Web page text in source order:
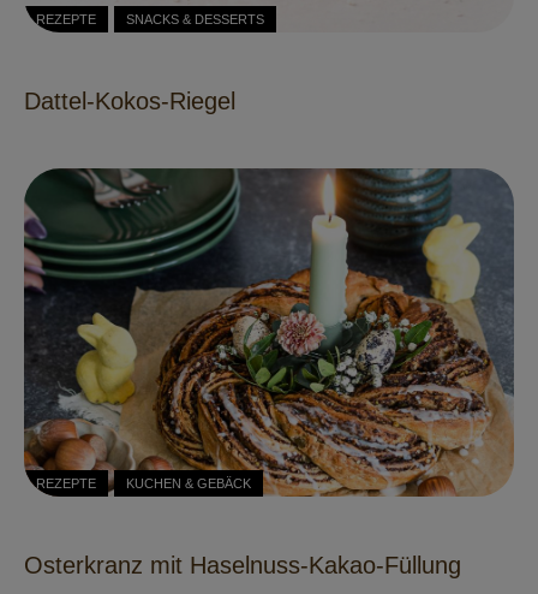
REZEPTE SNACKS & DESSERTS
Dattel-Kokos-Riegel
REZEPTE KUCHEN & GEBÄCK
Osterkranz mit Haselnuss-Kakao-Füllung